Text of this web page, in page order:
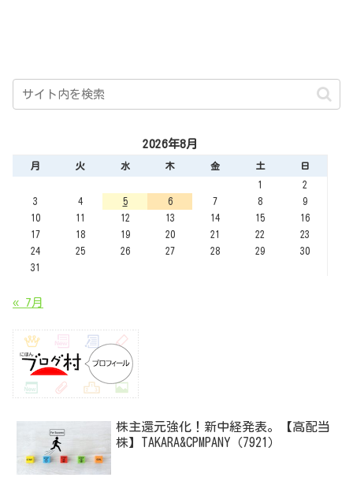
2026年8月
月 火 水 木 金 土
日
1
2
3
4 5 6 7 8
9
10
11 12 13 14 15
16
17
18 19 20 21 22
23
24
25 26 27 28 29
30
31
« 7月
株主還元強化！新中経発表。【高配当
株】TAKARA&CPMPANY（7921）